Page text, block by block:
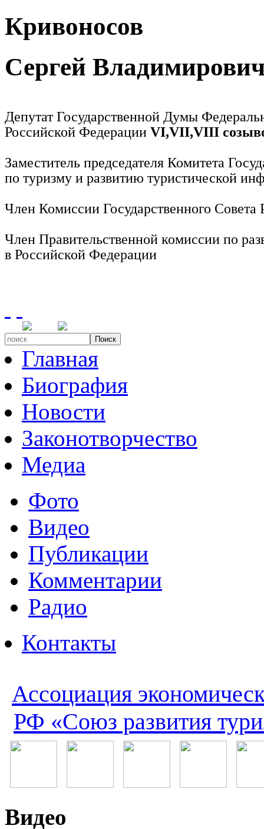
Кривоносов
Сергей
Депутат Государственной Думы
Российской Федерации VI,VII,VIII
Заместитель председателя Комитета
по туризму и развитию туристической
Член Комиссии Государственного
Член Правительственной комиссии по
в Российской Федерации
Поиск
Главная
Биография
Новости
Законотворчество
Медиа
Фото
Видео
Публикации
Комментарии
Радио
Контакты
Ассоциация
РФ «Союз развития
Видео